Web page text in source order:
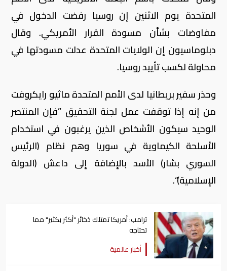
المتحدة يوم الاثنين إن روسيا رفضت الدخول في
مفاوضات بشأن مسودة القرار الأمريكي. وقال
دبلوماسيون إن الولايات المتحدة عدلت مسودتها في
محاولة لكسب تأييد روسيا.
وحذر سفير بريطانيا لدى الأمم المتحدة ماثيو رايكروفت
من إنه إذا توقفت عمل لجنة التحقيق ”فإن المنتصر
الوحيد سيكون الأشخاص الذين يرغبون في استخدام
الأسلحة الكيماوية في سوريا وهم نظام (الرئيس
السوري بشار) الأسد بالإضافة إلى داعش (الدولة
الإسلامية)“.
ترامب: أمريكا تمتلك ذخائر "أكثر بكثير" مما
تحتاجه
أخبار عالمية